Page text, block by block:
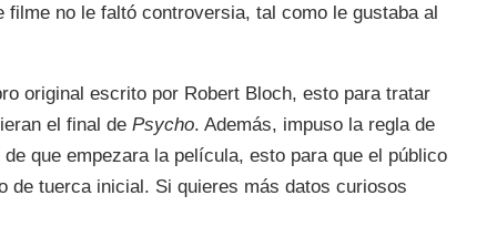
no le faltó controversia, tal como le gustaba al
original escrito por Robert Bloch, esto para tratar
el final de Psycho. Además, impuso la regla de
que empezara la película, esto para que el público
de tuerca inicial. Si quieres más datos curiosos